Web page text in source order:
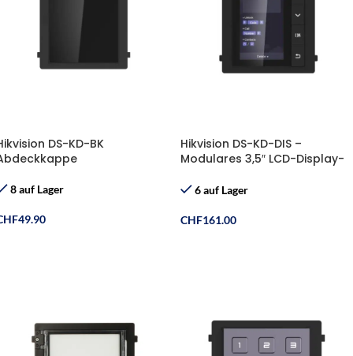
DS-KD-BK
8 auf Lager
49.90
Hikvision DS-KD-DIS –
Modulares 3,5″ LCD-Display-
6 auf Lager
CHF161.00